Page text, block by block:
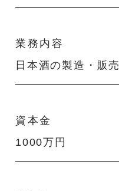
業務内容
日本酒の製造・販売
資本金
1000万円